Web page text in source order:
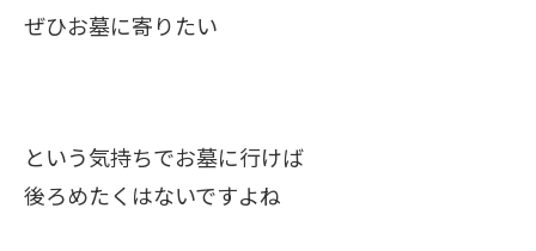
ぜひお墓に寄りたい
という気持ちでお墓に行けば
後ろめたくはないですよね